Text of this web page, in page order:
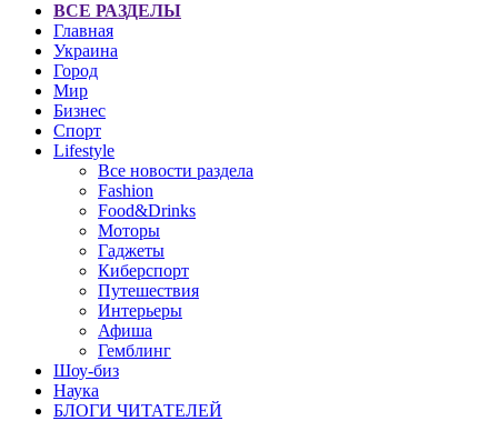
ВСЕ РАЗДЕЛЫ
Главная
Украина
Город
Мир
Бизнес
Спорт
Lifestyle
Все новости раздела
Fashion
Food&Drinks
Моторы
Гаджеты
Киберспорт
Путешествия
Интерьеры
Афиша
Гемблинг
Шоу-биз
Наука
БЛОГИ ЧИТАТЕЛЕЙ